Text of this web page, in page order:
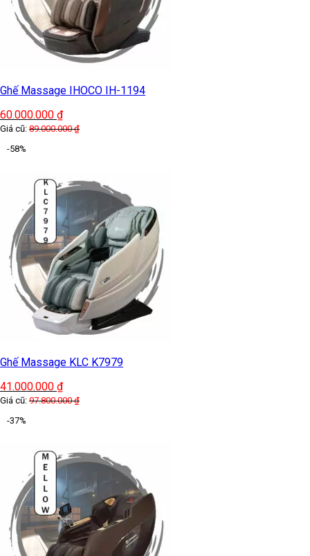
-42%
Ghế Massage FUJIKIMA FJ-G500 / HT-C420
22.000.000₫
Giá cũ:38.000.000₫
-46%
Ghế Massage FUJIKIMA FJ-677
19.000.000₫
Giá cũ:35.000.000₫
-33%